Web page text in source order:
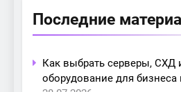
Последние
Как выбрать серверы, СХД
оборудование для